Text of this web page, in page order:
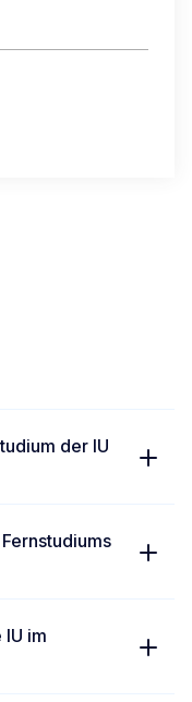
der IU
im